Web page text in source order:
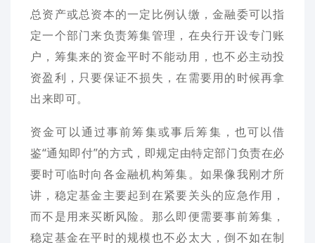
总资产或总资本的一定比例认缴，金融委可以指
定一个部门来负责筹集管理，在央行开设专门账
户，筹集来的资金平时不能动用，也不必主动投
资盈利，只要保证不损失，在需要用的时候再拿
出来即可。
资金可以通过事前筹集或事后筹集，也可以借
鉴“通知即付”的方式，即规定由特定部门负责在必
要时可临时向各金融机构筹集。如果像我刚才所
讲，稳定基金主要起到在紧要关头的应急作用，
而不是用来买断风险。那么即便需要事前筹集，
稳定基金在平时的规模也不必太大，倒不如在制